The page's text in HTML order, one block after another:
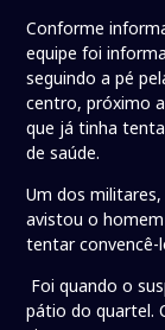
Conforme
equipe foi
seguindo a pé
centro, próximo
que já tinha
de saúde.
Um dos
avistou o
tentar convencê-
Foi quando o
pátio do quartel.